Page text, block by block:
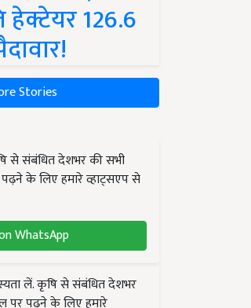
हेक्टेयर 126.6
Stories
से संबंधित देशभर की सभी
के लिए हमारे व्हाट्सएप से
WhatsApp
लें. कृषि से संबंधित देशभर
पर पढ़ने के लिए हमारे